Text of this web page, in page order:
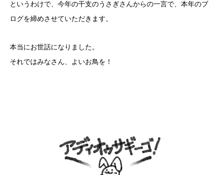
というわけで、今年の干支のうさぎさんからの一言で、本年のブ
ログを締めさせていただきます。
本当にお世話になりました。
それではみなさん、よいお鳥を！